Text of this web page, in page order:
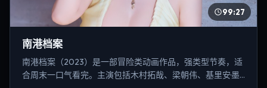
99:27
南港档案
南港档案（2023）是一部冒险类动画作品，强类型节奏，适
合周末一口气看完。主演包括木村拓哉、梁朝伟、基里安·墨